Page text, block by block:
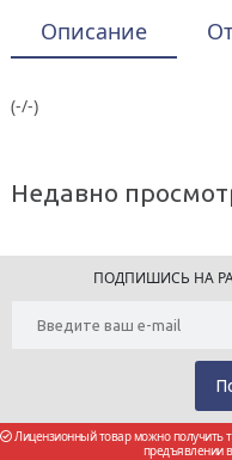
Описание
(-/-)
Недавно
ПОДПИШИСЬ НА
Лицензионный товар можно получить
предъявлении